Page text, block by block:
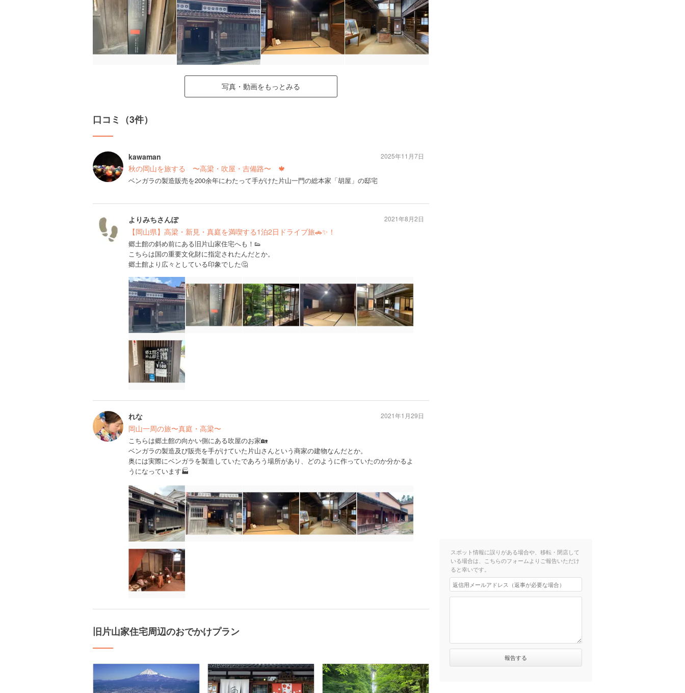
写真・動画をもっとみる
口コミ（3件）
kawaman
秋の岡山を旅する 〜高梁・吹屋・吉備路〜 🍁
ベンガラの製造販売を200余年にわたって手がけた片山一門の総本家「胡屋」の邸宅
2025年11月7日
よりみちさんぽ
【岡山県】高梁・新見・真庭を満喫する1泊2日ドライブ旅🚗✨！
郷土館の斜め前にある旧片山家住宅へも！👟
こちらは国の重要文化財に指定されたんだとか。
郷土館より広々としている印象でした🤔
2021年8月2日
れな
岡山一周の旅〜真庭・高梁〜
こちらは郷土館の向かい側にある吹屋のお家🏡
ベンガラの製造及び販売を手がけていた片山さんという商家の建物なんだとか。
奥には実際にベンガラを製造していたであろう場所があり、どのように作っていたのか分かるよ
うになっています🏭
2021年1月29日
旧片山家住宅周辺のおでかけプラン
スポット情報に誤りがある場合や、移転・閉店して
いる場合は、こちらのフォームよりご報告いただけ
ると幸いです。